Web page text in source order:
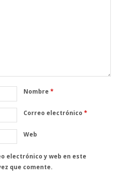
Nombre*
Correo electrónico*
Web
electrónico y web en este
que comente.